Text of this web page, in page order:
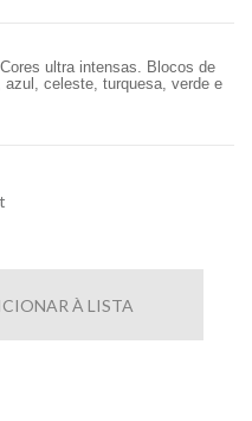
ultra intensas. Blocos de
celeste, turquesa, verde e
À LISTA